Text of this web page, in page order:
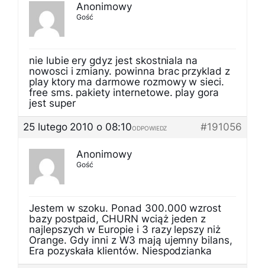
Anonimowy
Gość
nie lubie ery gdyz jest skostniala na
nowosci i zmiany. powinna brac przyklad z
play ktory ma darmowe rozmowy w sieci.
free sms. pakiety internetowe. play gora
jest super
25 lutego 2010 o 08:10
#191056
ODPOWIEDZ
Anonimowy
Gość
Jestem w szoku. Ponad 300.000 wzrost
bazy postpaid, CHURN wciąż jeden z
najlepszych w Europie i 3 razy lepszy niż
Orange. Gdy inni z W3 mają ujemny bilans,
Era pozyskała klientów. Niespodzianka